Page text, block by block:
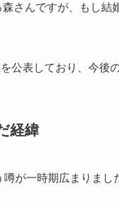
さんですが、もし
公表しており、今後
経緯
が一時期広まりまし